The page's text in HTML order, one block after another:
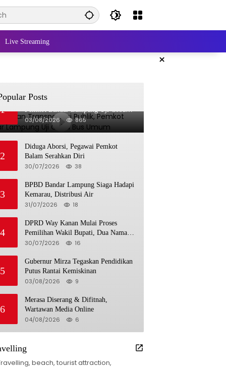
Live Streaming
×
Posts
1
Bangkitkan Transportasi Publik,
Pemkot Bandar Lampung Uji Coba
Bus Umum
03/08/2026 865
2
Diduga Aborsi, Pegawai Pemkot
Balam Serahkan Diri
30/07/2026 38
3
BPBD Bandar Lampung Siaga Hadapi
Kemarau, Distribusi Air
31/07/2026 18
4
DPRD Way Kanan Mulai Proses
Pemilihan Wakil Bupati, Dua Nama
Resmi Bersaing
30/07/2026 16
5
Gubernur Mirza Tegaskan Pendidikan
Putus Rantai Kemiskinan
03/08/2026 9
6
Merasa Diserang & Difitnah,
Wartawan Media Online
04/08/2026 6
beach, tourist attraction,